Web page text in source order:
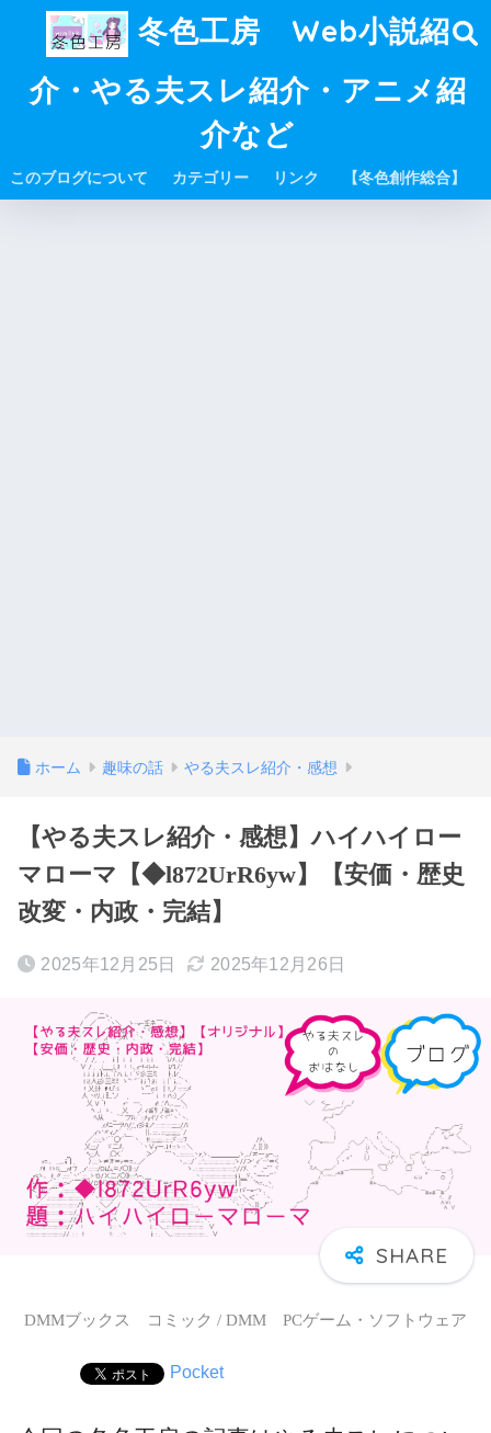
冬色工房 Web小説紹
介・やる夫スレ紹介・アニメ紹
介など
このブログについて カテゴリー リンク 【冬色創作総合】
ホーム 趣味の話 やる夫スレ紹介・感想
【やる夫スレ紹介・感想】ハイハイロー
マローマ【◆l872UrR6yw】【安価・歴史
改変・内政・完結】
2025年12月25日 2025年12月26日
DMMブックス コミック / DMM PCゲーム・ソフトウェア
Pocket